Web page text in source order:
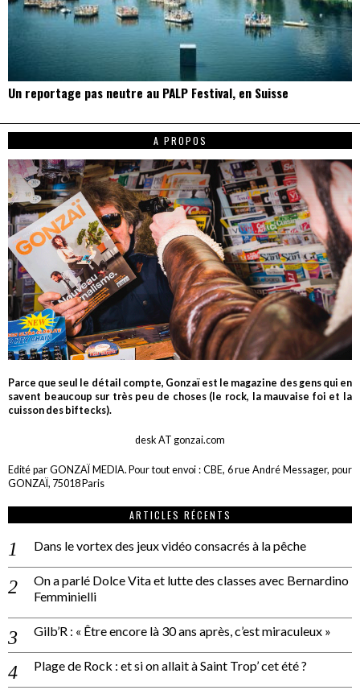
Un reportage pas neutre au PALP Festival, en Suisse
A PROPOS
Parce que seul le détail compte, Gonzaï est le magazine des gens qui en
savent beaucoup sur très peu de choses (le rock, la mauvaise foi et la
cuisson des biftecks).
desk AT gonzai.com
Edité par GONZAÏ MEDIA. Pour tout envoi : CBE, 6 rue André Messager, pour
GONZAÏ, 75018 Paris
ARTICLES RÉCENTS
Dans le vortex des jeux vidéo consacrés à la pêche
On a parlé Dolce Vita et lutte des classes avec Bernardino
Femminielli
Gilb’R : « Être encore là 30 ans après, c’est miraculeux »
Plage de Rock : et si on allait à Saint Trop’ cet été ?